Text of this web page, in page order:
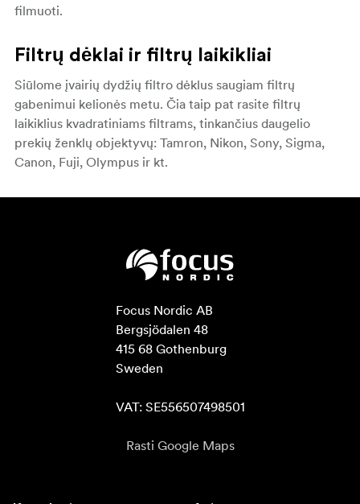
filmuoti.
Filtrų dėklai ir filtrų laikikliai
Siūlome įvairių dydžių filtro dėklus saugiam filtrų
gabenimui kelionės metu. Čia taip pat rasite filtrų
laikiklius kvadratiniams filtrams, tinkančius daugelio
prekių ženklų objektyvų: Tamron, Nikon, Sony, Sigma,
Canon, Fuji, Olympus ir kt.
Focus Nordic AB
Bergsjödalen 48
415 68 Gothenburg
Sweden
VAT: SE556507498501
Rasti Google Maps